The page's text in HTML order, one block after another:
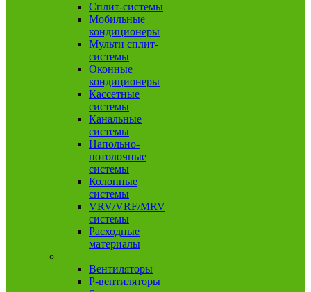
Сплит-системы
Мобильные
кондиционеры
Мульти сплит-
системы
Оконные
кондиционеры
Кассетные
системы
Канальные
системы
Напольно-
потолочные
системы
Колонные
системы
VRV/VRF/MRV
системы
Расходные
материалы
Вентиляторы
P-вентиляторы